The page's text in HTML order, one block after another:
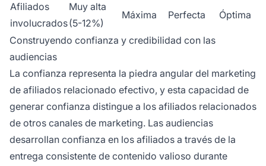
Afiliados
involucrados
Muy alta
(5-12%)
Máxima Perfecta Óptima
Construyendo confianza y credibilidad con las
audiencias
La confianza representa la piedra angular del marketing
de afiliados relacionado efectivo, y esta capacidad de
generar confianza distingue a los afiliados relacionados
de otros canales de marketing. Las audiencias
desarrollan confianza en los afiliados a través de la
entrega consistente de contenido valioso durante